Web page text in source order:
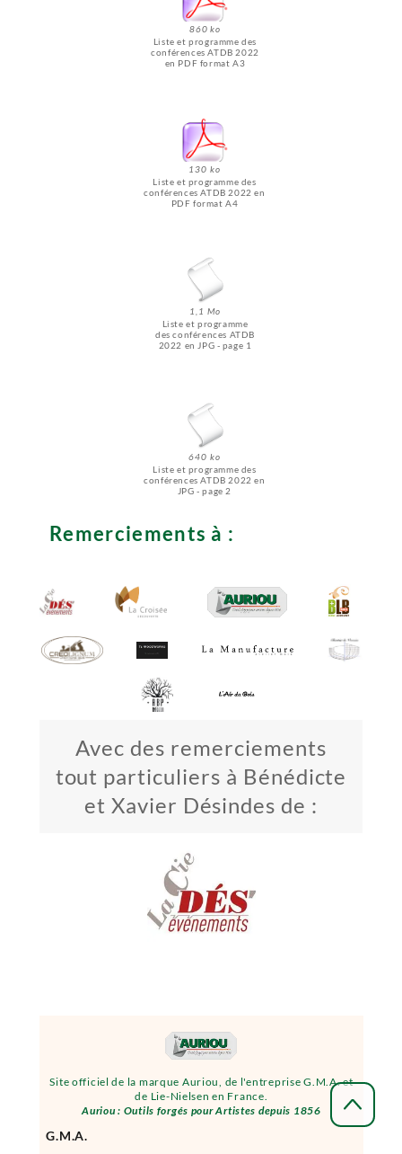
Site officiel de la marque Auriou, de l'entreprise G.M.A. et
de Lie-Nielsen en France.
Auriou : Outils forgés pour Artistes depuis 1856
G.M.A.
860 ko
Liste et programme des
conférences ATDB 2022
en PDF format A3
640 ko
Liste et programme des
conférences ATDB 2022 en
JPG - page 2
1,1 Mo
Liste et programme
des conférences ATDB
2022 en JPG - page 1
130 ko
Liste et programme des
conférences ATDB 2022 en
PDF format A4
Remerciements à :
Avec des remerciements
tout particuliers à Bénédicte
et Xavier Désindes de :